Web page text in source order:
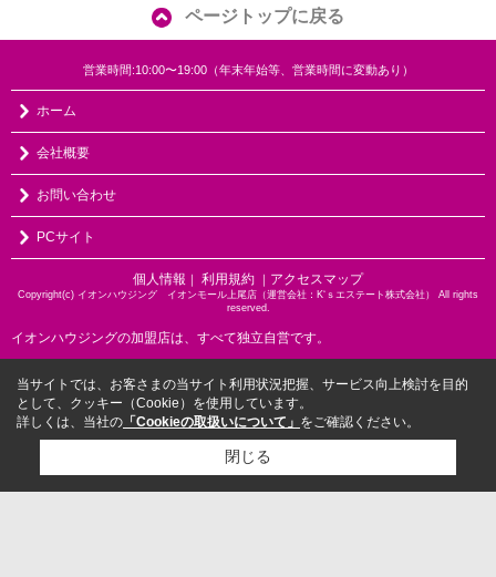
ページトップに戻る
営業時間:10:00〜19:00（年末年始等、営業時間に変動あり）
ホーム
会社概要
お問い合わせ
PCサイト
個人情報 ｜ 利用規約 ｜ アクセスマップ
Copyright(c) イオンハウジング イオンモール上尾店（運営会社：K‘ｓエステート株式会社） All rights
reserved.
イオンハウジングの加盟店は、すべて独立自営です。
当サイトでは、お客さまの当サイト利用状況把握、サービス向上検討を目的
として、クッキー（Cookie）を使用しています。
詳しくは、当社の 「Cookieの取扱いについて」 をご確認ください。
閉じる